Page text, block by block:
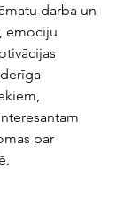
darba un
emociju
par